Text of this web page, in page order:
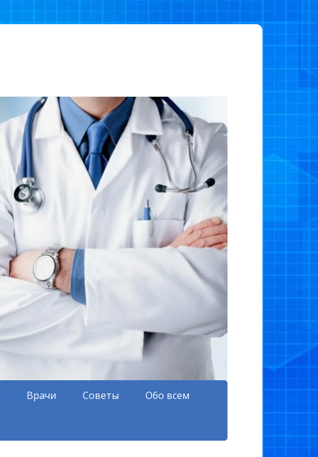
Врачи Советы Обо всем